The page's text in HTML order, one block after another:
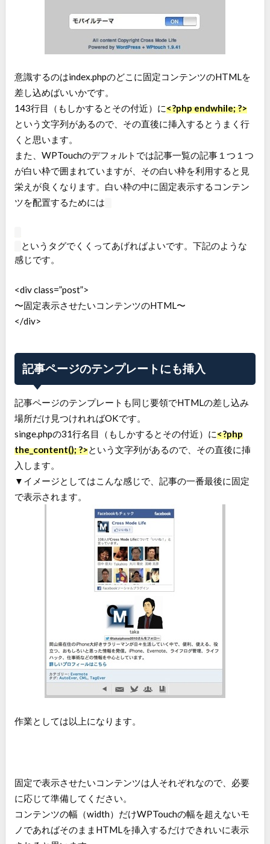
意識するのはindex.phpのどこに固定コンテンツのHTMLを
差し込めばいいかです。
143行目（もしかするとその付近）に<?php endwhile; ?>
という文字列があるので、その直後に挿入するとうまく行
くと思います。
また、WPTouchのデフォルトでは記事一覧の記事１つ１つ
が白い枠で囲まれていますが、その白い枠を利用すると見
栄えが良くなります。白い枠の中に固定表示するコンテン
ツを配置するためには
というタグでくくってあげればよいです。下記のような
感じです。
<div class=”post”>
〜固定表示させたいコンテンツのHTML〜
</div>
記事ページのテンプレートにも挿入
記事ページのテンプレートも同じ要領でHTMLの差し込み
場所だけ見つけれればOKです。
singe.phpの31行名目（もしかするとその付近）に<?php
the_content(); ?>という文字列があるので、その直後に挿
入します。
▼イメージとしてはこんな感じで、記事の一番最後に固定
で表示されます。
作業としては以上になります。
固定で表示させたいコンテンツは人それぞれなので、必要
に応じて準備してください。
コンテンツの幅（width）だけWPTouchの幅を超えないモ
ノであればそのままHTMLを挿入するだけできれいに表示